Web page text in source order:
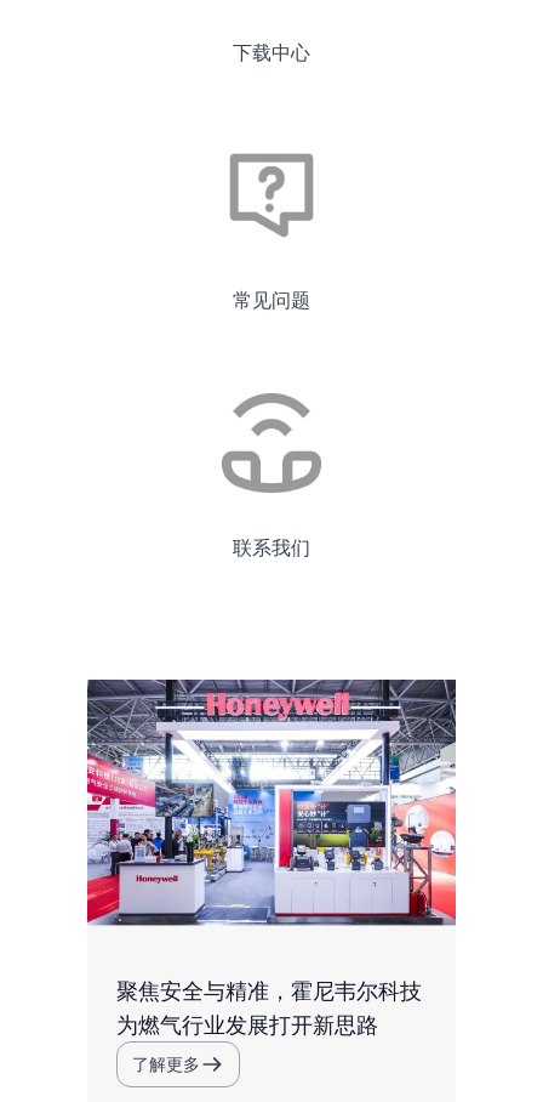
下载中心
常见问题
联系我们
聚焦安全与精准，霍尼韦尔科技
为燃气行业发展打开新思路
了解更多